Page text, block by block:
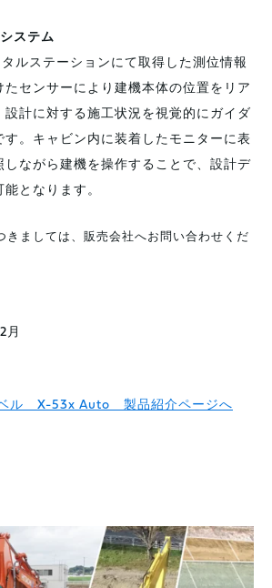
ステム
ルステーションにて取得した測位情報
たセンサーにより建機本体の位置をリア
計に対する施工状況を視覚的にガイダ
す。キャビン内に装着したモニターに表
しながら建機を操作することで、設計デ
となります。
きましては、販売会社へお問い合わせくだ
月
ル X-53x Auto 製品紹介ページへ